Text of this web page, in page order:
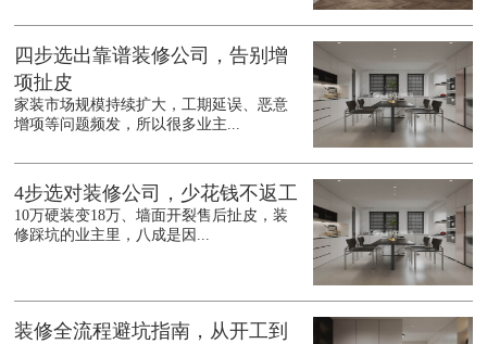
四步选出靠谱装修公司，告别增
项扯皮
家装市场规模持续扩大，工期延误、恶意
增项等问题频发，所以很多业主...
4步选对装修公司，少花钱不返工
10万硬装变18万、墙面开裂售后扯皮，装
修踩坑的业主里，八成是因...
装修全流程避坑指南，从开工到